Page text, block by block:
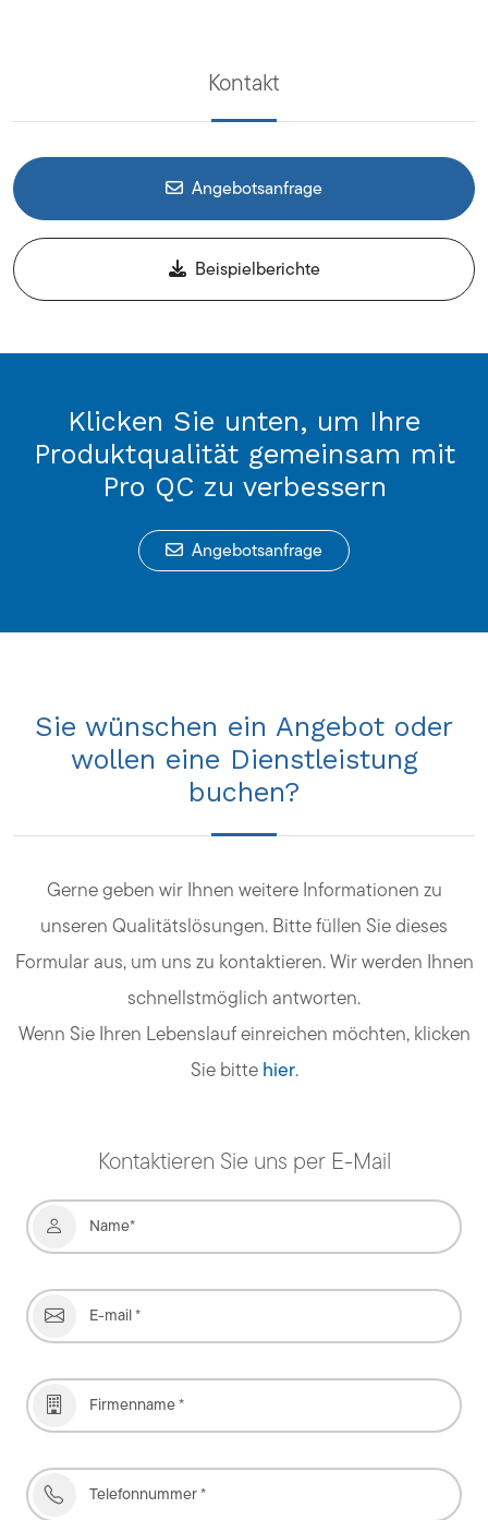
Kontakt
Angebotsanfrage
Beispielberichte
Klicken Sie unten, um Ihre
Produktqualität gemeinsam mit
Pro QC zu verbessern
Angebotsanfrage
Sie wünschen ein Angebot oder
wollen eine Dienstleistung
buchen?
Gerne geben wir Ihnen weitere Informationen zu
unseren Qualitätslösungen. Bitte füllen Sie dieses
Formular aus, um uns zu kontaktieren. Wir werden Ihnen
schnellstmöglich antworten.
Wenn Sie Ihren Lebenslauf einreichen möchten, klicken
Sie bitte hier.
Kontaktieren Sie uns per E-Mail